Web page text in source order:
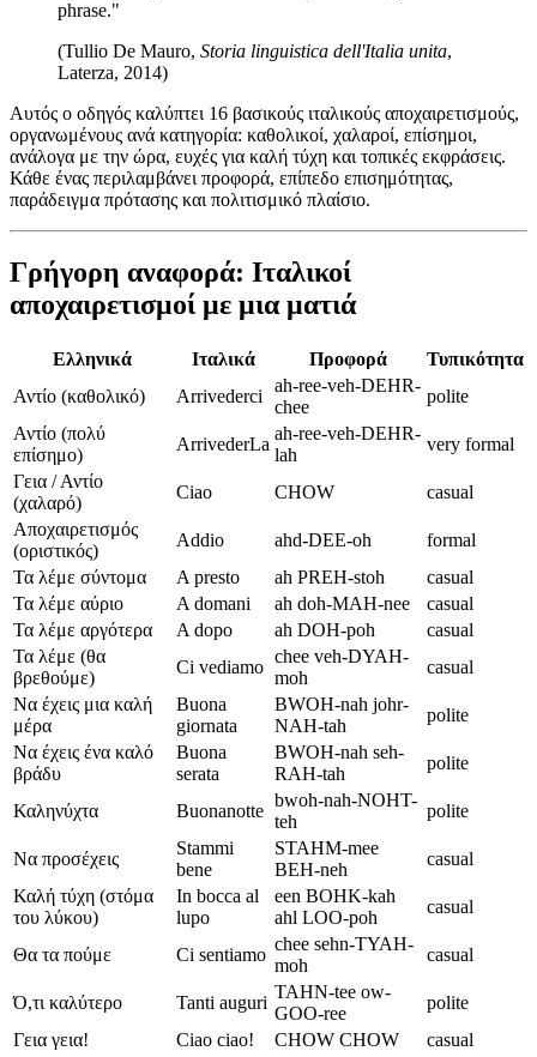
phrase."
(Tullio De Mauro, Storia linguistica dell'Italia unita,
Laterza, 2014)
Αυτός ο οδηγός καλύπτει 16 βασικούς ιταλικούς αποχαιρετισμούς,
οργανωμένους ανά κατηγορία: καθολικοί, χαλαροί, επίσημοι,
ανάλογα με την ώρα, ευχές για καλή τύχη και τοπικές εκφράσεις.
Κάθε ένας περιλαμβάνει προφορά, επίπεδο επισημότητας,
παράδειγμα πρότασης και πολιτισμικό πλαίσιο.
Γρήγορη αναφορά: Ιταλικοί
αποχαιρετισμοί με μια ματιά
Ελληνικά Ιταλικά Προφορά
Τυπικότητα
Αντίο (καθολικό)
Arrivederci
ah-ree-veh-DEHR-
chee
polite
Αντίο (πολύ
επίσημο)
ArrivederLa
ah-ree-veh-DEHR-
lah
very formal
Γεια / Αντίο
(χαλαρό)
Ciao CHOW
casual
Αποχαιρετισμός
(οριστικός)
Addio ahd-DEE-oh
formal
Τα λέμε σύντομα
A presto ah PREH-stoh
casual
Τα λέμε αύριο
A domani ah doh-MAH-nee
casual
Τα λέμε αργότερα
A dopo ah DOH-poh
casual
Τα λέμε (θα
βρεθούμε)
Ci vediamo
chee veh-DYAH-
moh
casual
Να έχεις μια καλή
μέρα
Buona
giornata
BWOH-nah johr-
NAH-tah
polite
Να έχεις ένα καλό
βράδυ
Buona
serata
BWOH-nah seh-
RAH-tah
polite
Καληνύχτα Buonanotte
bwoh-nah-NOHT-
teh
polite
Να προσέχεις
Stammi
bene
STAHM-mee
BEH-neh
casual
Καλή τύχη (στόμα
του λύκου)
In bocca al
lupo
een BOHK-kah
ahl LOO-poh
casual
Θα τα πούμε Ci sentiamo
chee sehn-TYAH-
moh
casual
Ό,τι καλύτερο Tanti auguri
TAHN-tee ow-
GOO-ree
polite
Γεια γεια!
Ciao ciao! CHOW CHOW casual